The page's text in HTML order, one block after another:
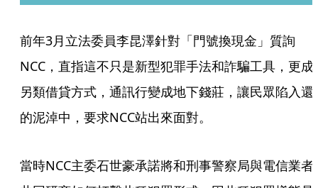
前年3月立法委員李昆澤針對「門號換現金」質詢
NCC，直指這不只是新型犯罪手法和詐騙工具，更成
另類借貸方式，通訊行變成地下錢莊，讓民眾陷入還
的泥淖中，要求NCC站出來面對。
當時NCC主委石世豪承諾將和刑事警察局與電信業者